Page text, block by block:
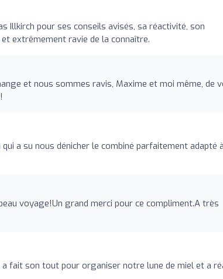
Illkirch pour ses conseils avisés, sa réactivité, son
extrêmement ravie de la connaître.
et nous sommes ravis, Maxime et moi même, de
a su nous dénicher le combiné parfaitement adapté
voyage!Un grand merci pour ce compliment.A très
fait son tout pour organiser notre lune de miel et a